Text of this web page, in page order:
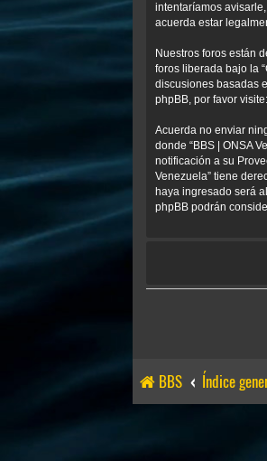
intentaríamos
acuerda estar
Nuestros foros están
foros liberada bajo la “
discusiones basadas
phpBB, por favor visite:
Acuerda no enviar
donde “BBS | ONSA
notificación a su
Venezuela” tiene
haya ingresado será
phpBB podrán
BBS Índice